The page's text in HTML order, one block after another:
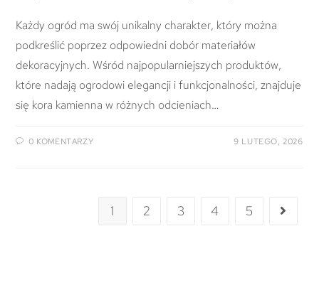
Każdy ogród ma swój unikalny charakter, który można
podkreślić poprzez odpowiedni dobór materiałów
dekoracyjnych. Wśród najpopularniejszych produktów,
które nadają ogrodowi elegancji i funkcjonalności, znajduje
się kora kamienna w różnych odcieniach…
0 KOMENTARZY 9 LUTEGO, 2026
1 2 3 4 5